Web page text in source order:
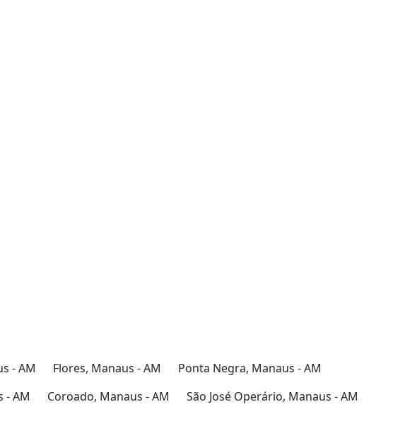
que você procura.
Quadrados
- AM Flores, Manaus - AM
Ponta Negra, Manaus - AM
- AM Coroado, Manaus - AM São José Operário, Manaus - AM